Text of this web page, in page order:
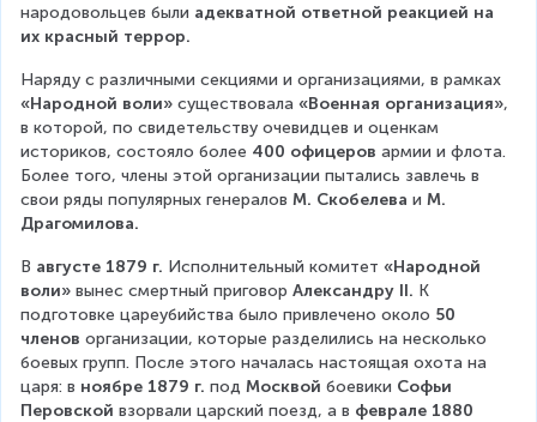
народовольцев были адекватной ответной реакцией на
их красный террор.
Наряду с различными секциями и организациями, в рамках
«Народной воли» существовала «Военная организация»,
в которой, по свидетельству очевидцев и оценкам
историков, состояло более 400 офицеров армии и флота.
Более того, члены этой организации пытались завлечь в
свои ряды популярных генералов М. Скобелева и М.
Драгомилова.
В августе 1879 г. Исполнительный комитет «Народной
воли» вынес смертный приговор Александру II. К
подготовке цареубийства было привлечено около 50
членов организации, которые разделились на несколько
боевых групп. После этого началась настоящая охота на
царя: в ноябре 1879 г. под Москвой боевики Софьи
Перовской взорвали царский поезд, а в феврале 1880